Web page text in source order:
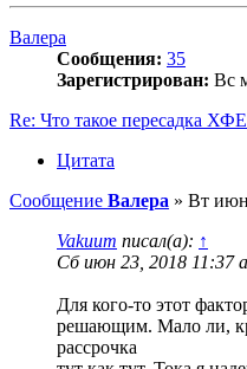
Валера
Сообщения: 35
Зарегистрирован: Вс
Re: Что такое пересадка
Цитата
Сообщение Валера » Вт июн
Vakuum писал(а): ↑
Сб июн 23, 2018 11:37
Для кого-то этот
решающим. Мало ли,
рассрочка